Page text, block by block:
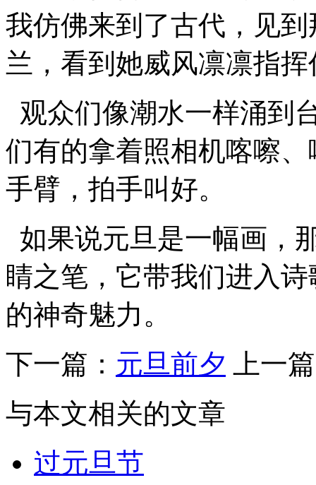
我仿佛来到了古代，见
兰，看到她威风凛凛指
观众们像潮水一样涌到
们有的拿着照相机喀嚓
手臂，拍手叫好。
如果说元旦是一幅画，
睛之笔，它带我们进入
的神奇魅力。
下一篇： 元旦前夕
上一
与本文相关的文章
过元旦节